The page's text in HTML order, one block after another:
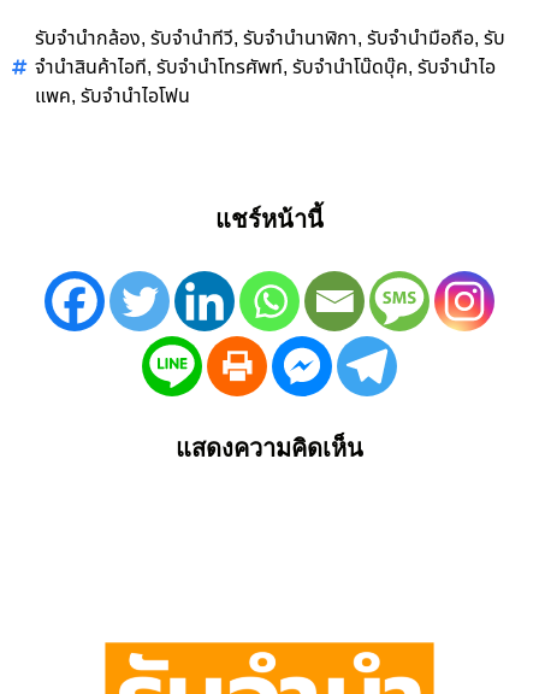
รับจำนำกล้อง, รับจำนำทีวี, รับจำนำนาฬิกา, รับจำนำมือถือ, รับ
จำนำสินค้าไอที, รับจำนำโทรศัพท์, รับจำนำโน๊ดบุ๊ค, รับจำนำไอ
แพค, รับจำนำไอโฟน
แชร์หน้านี้
แสดงความคิดเห็น